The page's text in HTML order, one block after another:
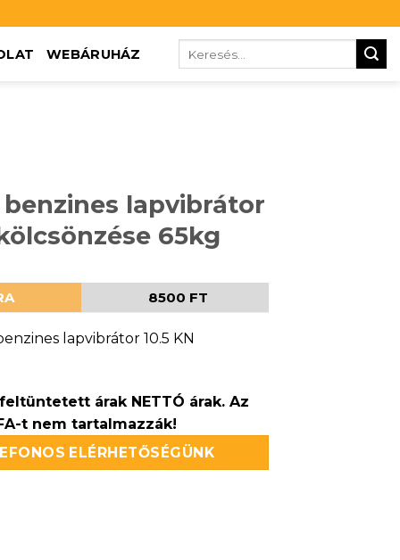
WEBÁRUHÁZ
lapvibrátor
65kg
8500 FT
lapvibrátor 10.5 KN
árak NETTÓ árak. Az
t nem tartalmazzák!
ELÉRHETŐSÉGÜNK